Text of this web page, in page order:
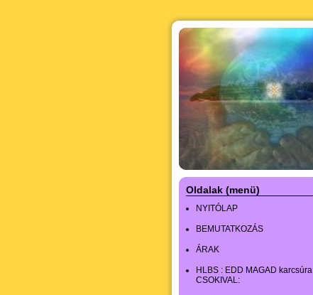
Oldalak (menü)
NYITÓLAP
BEMUTATKOZÁS
ÁRAK
HLBS : EDD MAGAD karcsúra
CSOKIVAL: